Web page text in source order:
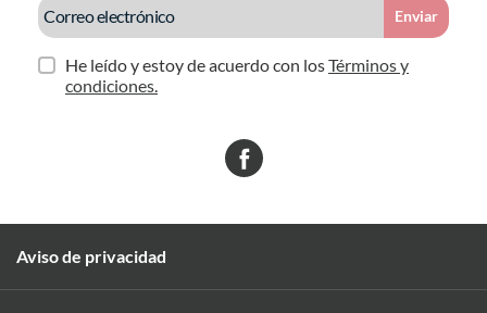
Enviar
He leído y estoy de acuerdo con losTérminos y
condiciones.
Aviso de privacidad